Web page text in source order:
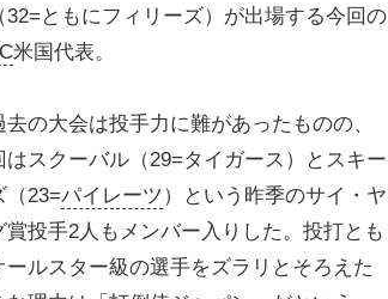
32=ともにフィリーズ）が出場する今回の
米国代表。
の大会は投手力に難があったものの、
はスクーバル（29=タイガース）とスキー
（23=パイレーツ ）という昨季のサイ・ヤ
賞投手2人もメンバー入りした。投打とも
ールスター級の選手をズラリとそろえた